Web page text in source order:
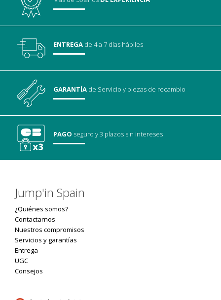
ENTREGA de 4 a 7 días hábiles
GARANTÍA de Servicioy piezas de recambio
PAGO seguroy 3 plazos sin intereses
Jump'in Spain
¿Quiénes somos?
Contactarnos
Nuestros compromisos
Servicios y garantías
Entrega
UGC
Consejos